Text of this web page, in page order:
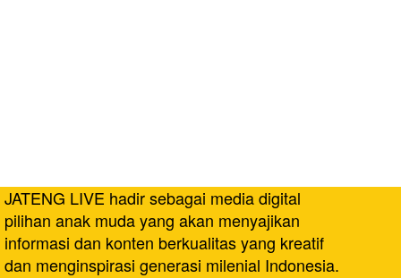
JATENG LIVE hadir sebagai media digital
pilihan anak muda yang akan menyajikan
informasi dan konten berkualitas yang kreatif
dan menginspirasi generasi milenial Indonesia.